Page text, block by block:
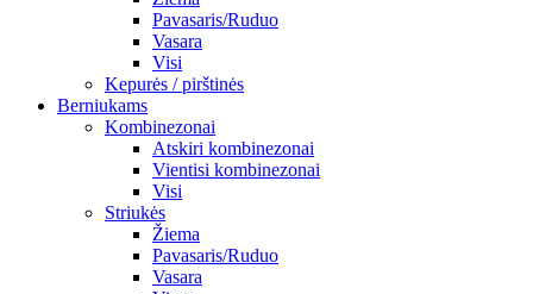
Pavasaris/Ruduo
Vasara
Visi
Kepurės / pirštinės
Berniukams
Kombinezonai
Atskiri kombinezonai
Vientisi kombinezonai
Visi
Striukės
Žiema
Pavasaris/Ruduo
Vasara